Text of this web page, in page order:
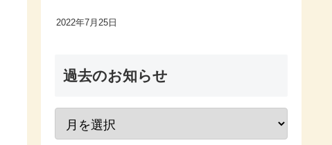
2022年7月25日
過去のお知らせ